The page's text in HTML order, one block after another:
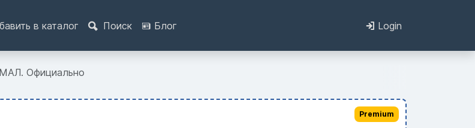
в каталог Поиск Блог Login
Официально
Premium